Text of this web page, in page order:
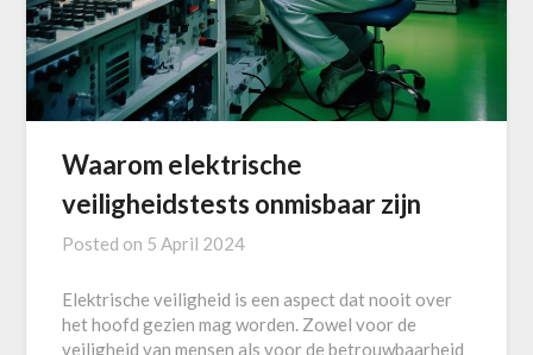
Waarom elektrische
veiligheidstests onmisbaar zijn
Posted on 5 April 2024
Elektrische veiligheid is een aspect dat nooit over
het hoofd gezien mag worden. Zowel voor de
veiligheid van mensen als voor de betrouwbaarheid